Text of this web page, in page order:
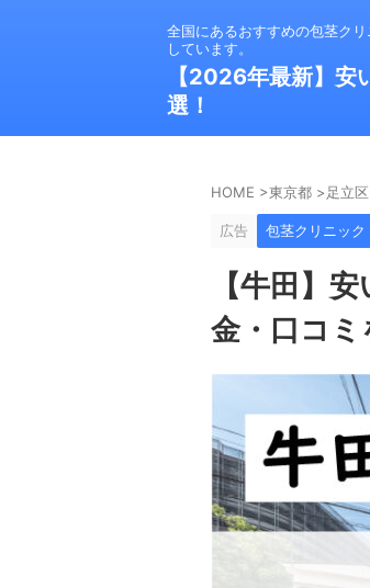
全国にあるおすすめの包茎ク
しています。
【2026年最新】安
選！
HOME >東京都 >足立区
広告 包茎クリニック
【牛田】
金・口コミ